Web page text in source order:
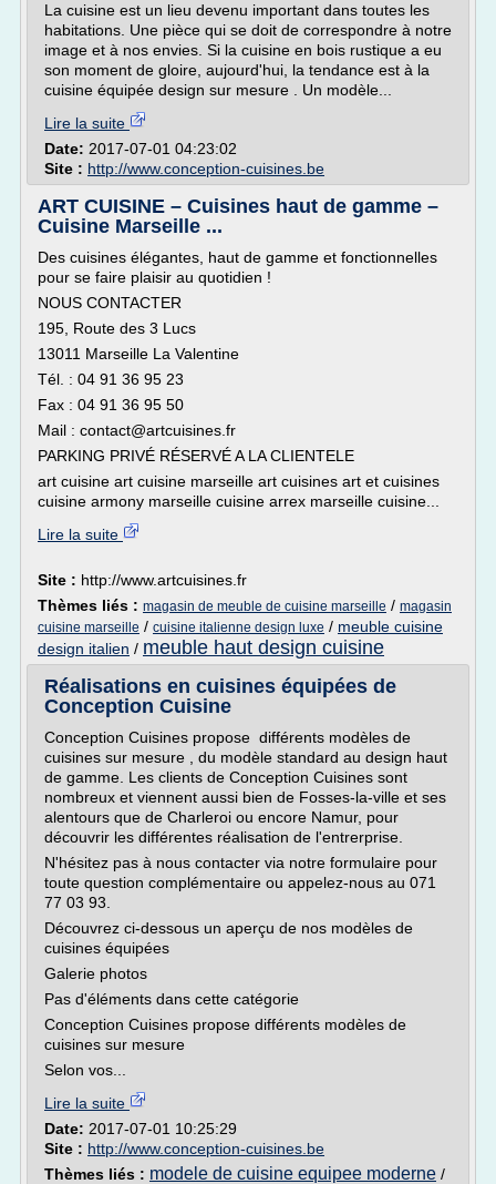
La cuisine est un lieu devenu important dans toutes les
habitations. Une pièce qui se doit de correspondre à notre
image et à nos envies. Si la cuisine en bois rustique a eu
son moment de gloire, aujourd'hui, la tendance est à la
cuisine équipée design sur mesure . Un modèle...
Lire la suite
Date: 2017-07-01 04:23:02
Site : http://www.conception-cuisines.be
ART CUISINE – Cuisines haut de gamme –
Cuisine Marseille ...
Des cuisines élégantes, haut de gamme et fonctionnelles
pour se faire plaisir au quotidien !
NOUS CONTACTER
195, Route des 3 Lucs
13011 Marseille La Valentine
Tél. : 04 91 36 95 23
Fax : 04 91 36 95 50
Mail : contact@artcuisines.fr
PARKING PRIVÉ RÉSERVÉ A LA CLIENTELE
art cuisine art cuisine marseille art cuisines art et cuisines
cuisine armony marseille cuisine arrex marseille cuisine...
Lire la suite
Site : http://www.artcuisines.fr
Thèmes liés : magasin de meuble de cuisine marseille / magasin
cuisine marseille / cuisine italienne design luxe / meuble cuisine
design italien / meuble haut design cuisine
Réalisations en cuisines équipées de
Conception Cuisine
Conception Cuisines propose différents modèles de
cuisines sur mesure , du modèle standard au design haut
de gamme. Les clients de Conception Cuisines sont
nombreux et viennent aussi bien de Fosses-la-ville et ses
alentours que de Charleroi ou encore Namur, pour
découvrir les différentes réalisation de l'entrerprise.
N'hésitez pas à nous contacter via notre formulaire pour
toute question complémentaire ou appelez-nous au 071
77 03 93.
Découvrez ci-dessous un aperçu de nos modèles de
cuisines équipées
Galerie photos
Pas d'éléments dans cette catégorie
Conception Cuisines propose différents modèles de
cuisines sur mesure
Selon vos...
Lire la suite
Date: 2017-07-01 10:25:29
Site : http://www.conception-cuisines.be
Thèmes liés : modele de cuisine equipee moderne /